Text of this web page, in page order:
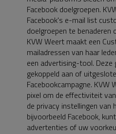
Facebook doelgroepen.
Facebook's e-mail list
doelgroepen te benaderen
KVW Weert maakt een
mailadressen van haar
een advertising-tool. Deze
gekoppeld aan of
Facebookcampagne. KVW
pixel om de effectiviteit
de privacy instellingen van
bijvoorbeeld Facebook,
advertenties of uw